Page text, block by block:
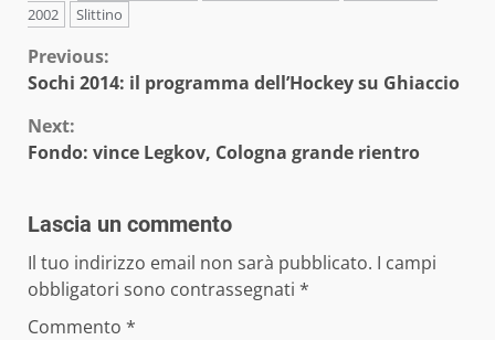
2002
Slittino
Continue
Reading
Previous:
Sochi 2014: il programma dell’Hockey su Ghiaccio
Next:
Fondo: vince Legkov, Cologna grande rientro
Lascia un commento
Il tuo indirizzo email non sarà pubblicato. I campi
obbligatori sono contrassegnati *
Commento *